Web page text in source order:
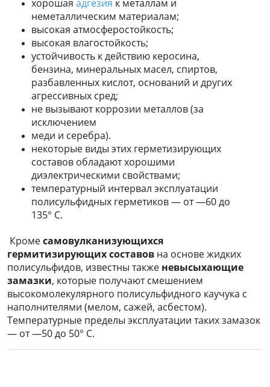
хорошая адгезия к металлам и
неметаллическим материалам;
высокая атмосферостойкость;
высокая влагостойкость;
устойчивость к действию керосина,
бензина, минеральных масел, спиртов,
разбавленных кислот, оснований и других
агрессивных сред;
не вызывают коррозии металлов (за
исключением
меди и серебра).
некоторые виды этих герметизирующих
составов обладают хорошими
диэлектрическими свойствами;
температурный интервал эксплуатации
полисульфидных герметиков — от —60 до
135° С.
Кромесамовулканизующихся
гермитизирующих составов на основе жидких
полисульфидов, известны также невысыхающие
замазки, которые получают смешением
высокомолекулярного полисульфидного каучука с
наполнителями (мелом, сажей, асбестом).
Температурные пределы эксплуатации таких замазок
— от —50 до 50° С.